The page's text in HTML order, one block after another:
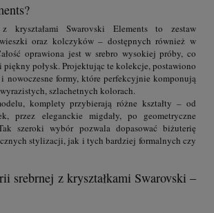
kryształami Swarovski Elements to zestaw
oraz kolczyków – dostępnych również w
oprawiona jest w srebro wysokiej próby, co
piękny połysk. Projektując te kolekcje, postawiono
nowoczesne formy, które perfekcyjnie komponują
szlachetnych kolorach.
komplety przybierają różne kształty – od
przez eleganckie migdały, po geometryczne
szeroki wybór pozwala dopasować biżuterię
stylizacji, jak i tych bardziej formalnych czy
srebrnej z kryształkami Swarovski –